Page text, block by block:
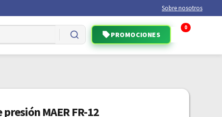
Sobre nosotros
PROMOCIONES
0
MAER FR-12